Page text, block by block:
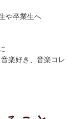
や卒業生へ
楽好き、音楽コレ